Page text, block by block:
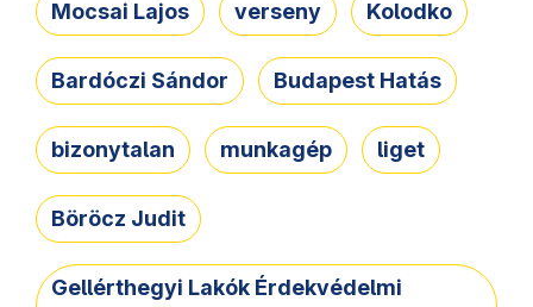
Mocsai Lajos verseny Kolodko
Bardóczi Sándor Budapest Hatás
bizonytalan munkagép liget
Böröcz Judit
Gellérthegyi Lakók Érdekvédelmi